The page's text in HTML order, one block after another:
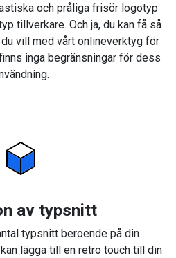
och pråliga frisör logotyp
tillverkare. Och ja, du kan få så
vill med vårt onlineverktyg för
inga begränsningar för dess
av typsnitt
typsnitt beroende på din
lägga till en retro touch till din